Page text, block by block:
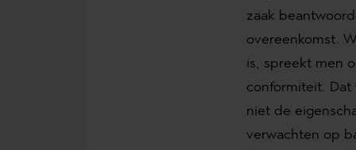
zaak
overeenkomst.
is, spreekt men
conformiteit. Dat
niet de
verwachten op